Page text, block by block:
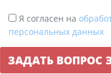
Я согласен на
персональных данных